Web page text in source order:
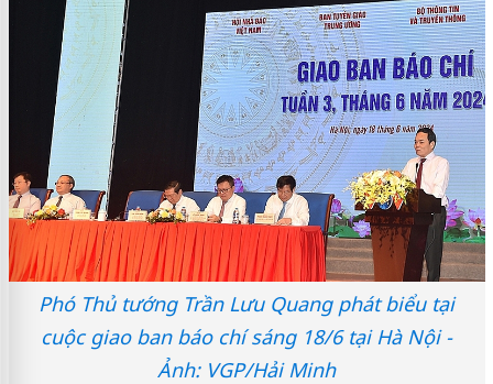
Phó Thủ tướng Trần Lưu Quang phát biểu tại
cuộc giao ban báo chí sáng 18/6 tại Hà Nội -
Ảnh: VGP/Hải Minh